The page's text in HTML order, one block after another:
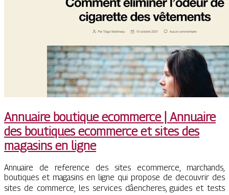
Annuaire boutique ecommerce | Annuaire
des boutiques ecommerce et sites des
magasins en ligne
Annuaire de reference des sites ecommerce, marchands,
boutiques et magasins en ligne qui propose de decouvrir des
sites de commerce, les services dâencheres, guides et tests